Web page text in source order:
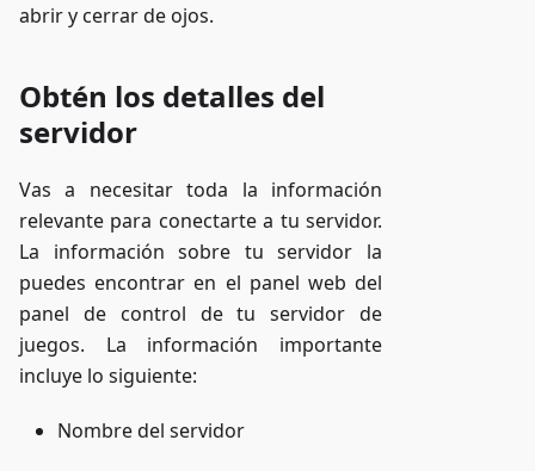
abrir y cerrar de ojos.
Obtén los detalles del
servidor
Vas a necesitar toda la información
relevante para conectarte a tu servidor.
La información sobre tu servidor la
puedes encontrar en el panel web del
panel de control de tu servidor de
juegos. La información importante
incluye lo siguiente:
Nombre del servidor